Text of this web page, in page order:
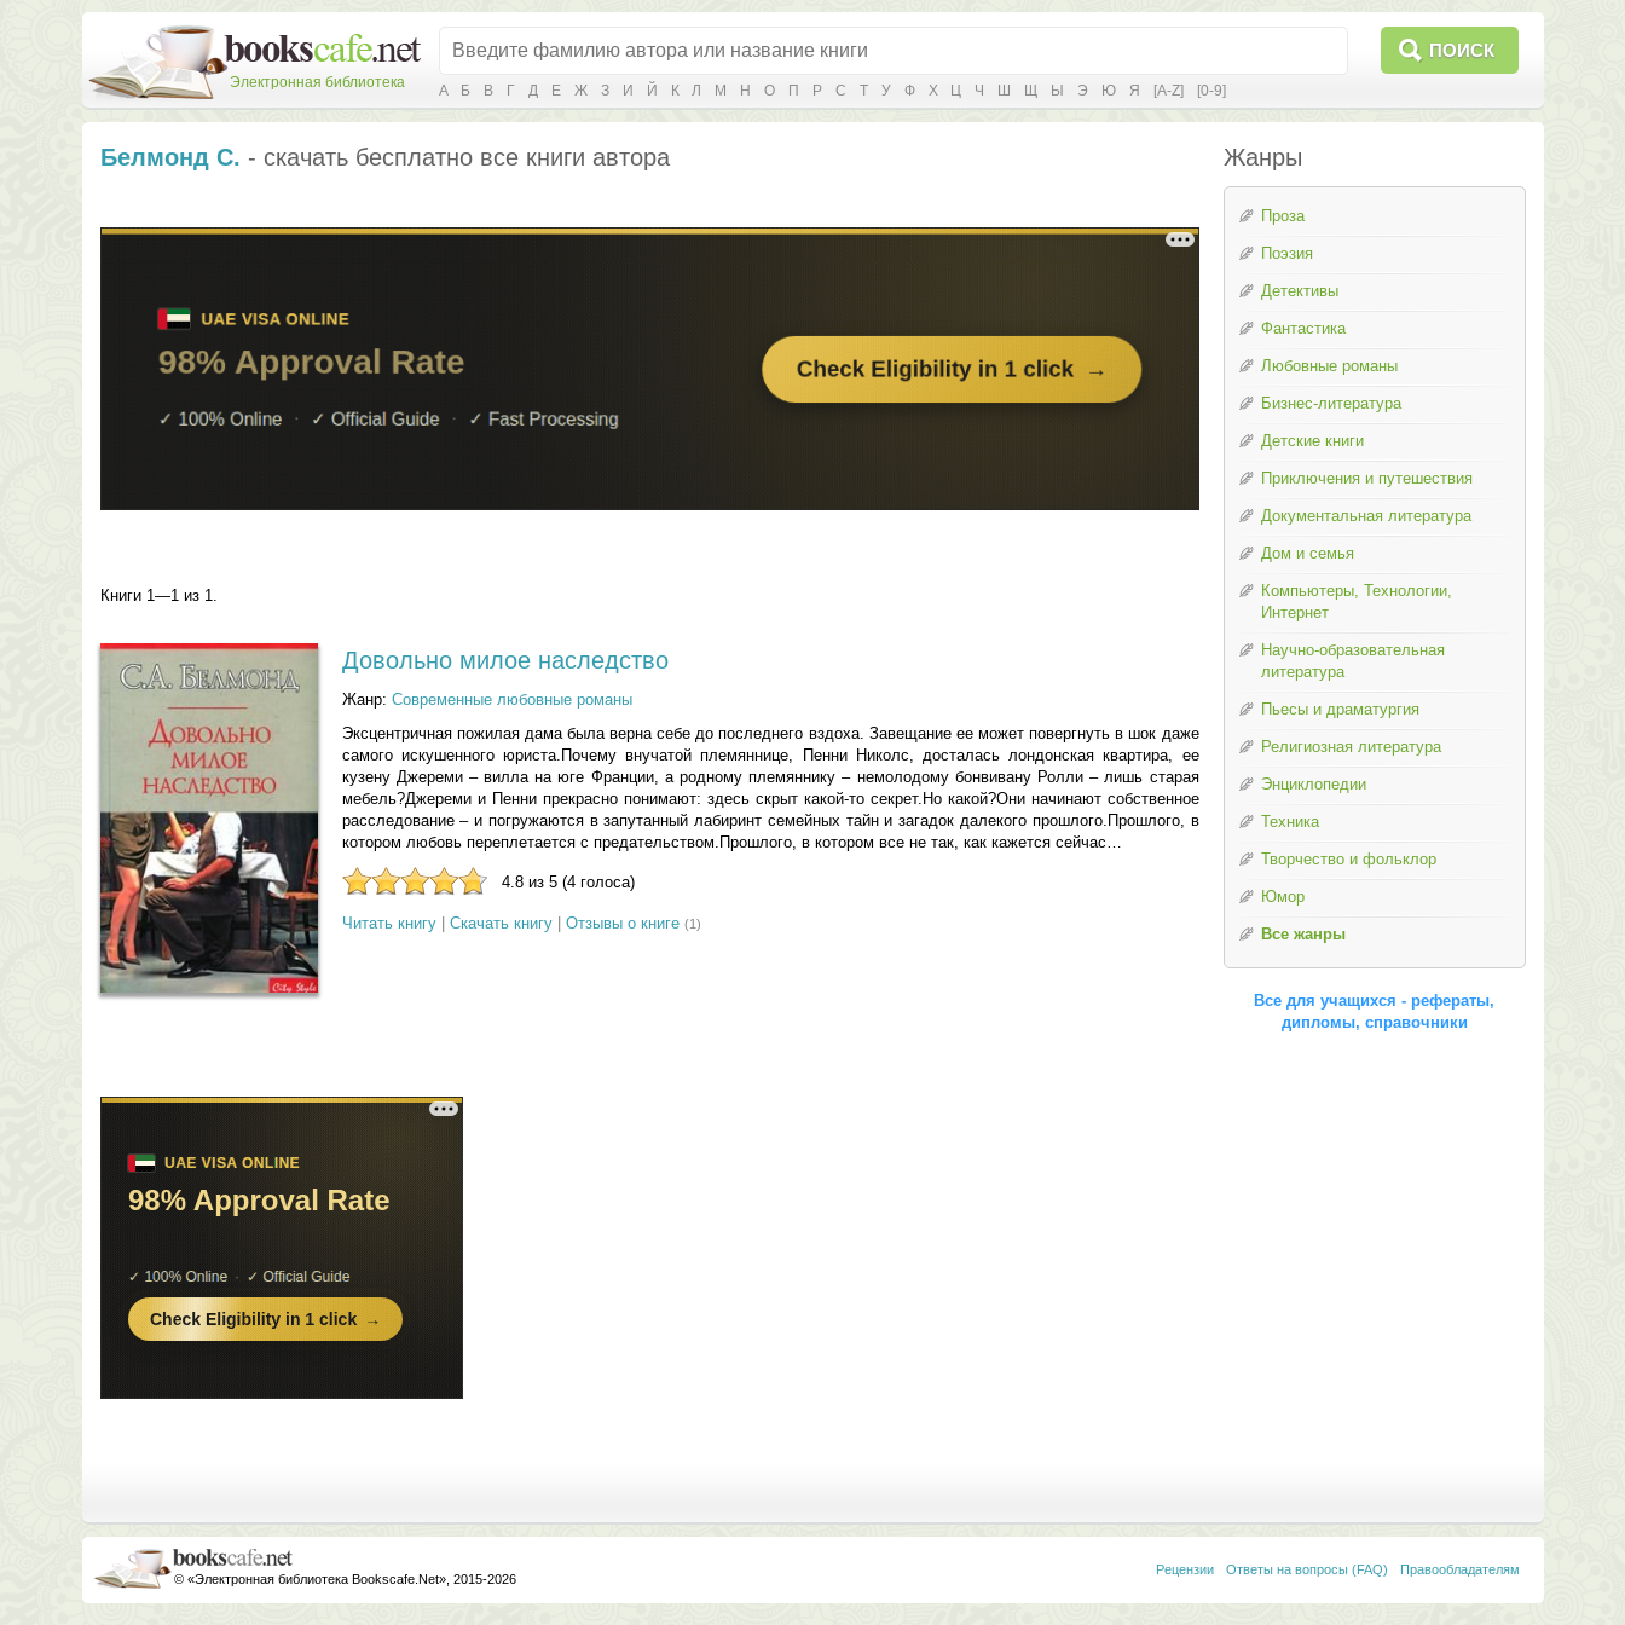
Электронная библиотека
ПОИСК
А Б В Г Д Е Ж З И Й К Л М Н О П Р С Т У Ф Х Ц Ч Ш Щ Ы Э Ю Я [A-Z] [0-9]
Белмонд С. - скачать бесплатно все книги автора
Книги 1—1 из 1.
Довольно милое наследство
Жанр: Современные любовные романы
Эксцентричная пожилая дама была верна себе до последнего вздоха. Завещание ее может повергнуть в шок даже
самого искушенного юриста.Почему внучатой племяннице, Пенни Николс, досталась лондонская квартира, ее
кузену Джереми – вилла на юге Франции, а родному племяннику – немолодому бонвивану Ролли – лишь старая
мебель?Джереми и Пенни прекрасно понимают: здесь скрыт какой-то секрет.Но какой?Они начинают собственное
расследование – и погружаются в запутанный лабиринт семейных тайн и загадок далекого прошлого.Прошлого, в
котором любовь переплетается с предательством.Прошлого, в котором все не так, как кажется сейчас…
4.8 из 5 (4 голоса)
Читать книгу| Скачать книгу| Отзывы о книге (1)
Жанры
Проза
Поэзия
Детективы
Фантастика
Любовные романы
Бизнес-литература
Детские книги
Приключения и путешествия
Документальная литература
Дом и семья
Компьютеры, Технологии,
Интернет
Научно-образовательная
литература
Пьесы и драматургия
Религиозная литература
Энциклопедии
Техника
Творчество и фольклор
Юмор
Все жанры
Все для учащихся - рефераты,
дипломы, справочники
© «Электронная библиотека Bookscafe.Net», 2015-2026
Правообладателям
Ответы на вопросы (FAQ)
Рецензии